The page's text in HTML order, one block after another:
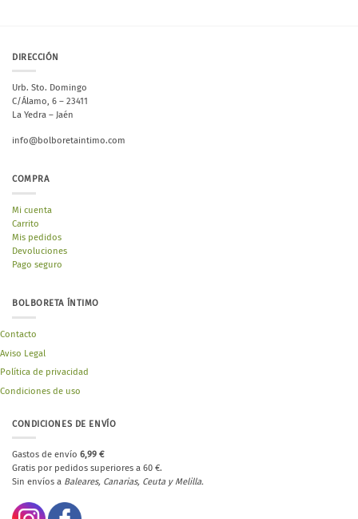
DIRECCIÓN
Urb. Sto. Domingo
C/Álamo, 6 – 23411
La Yedra – Jaén
info@bolboretaintimo.com
COMPRA
Mi cuenta
Carrito
Mis pedidos
Devoluciones
Pago seguro
BOLBORETA ÍNTIMO
Contacto
Aviso Legal
Política de privacidad
Condiciones de uso
CONDICIONES DE ENVÍO
Gastos de envío 6,99 €
Gratis por pedidos superiores a 60 €.
Sin envíos a Baleares, Canarias, Ceuta y Melilla.